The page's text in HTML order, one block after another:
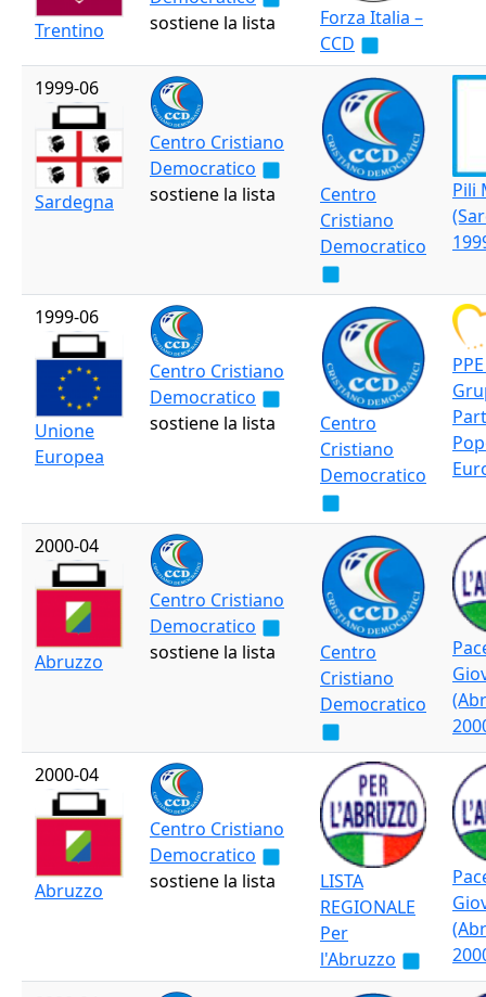
Trentino
sostiene la lista
Forza Italia –
CCD
1999-06
Sardegna
Centro Cristiano
Democratico
sostiene la lista
Centro
Cristiano
Democratico
Pili
1999-06
Unione
Europea
Centro Cristiano
Democratico
sostiene la lista
Centro
Cristiano
Democratico
2000-04
Abruzzo
Centro Cristiano
Democratico
sostiene la lista
Centro
Cristiano
Democratico
2000-04
Abruzzo
Centro Cristiano
Democratico
sostiene la lista
LISTA
REGIONALE
Per
l'Abruzzo